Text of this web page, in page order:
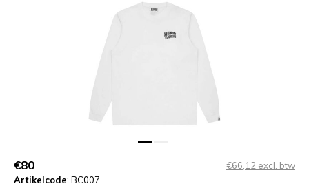
€80
€66,12 excl. btw
Artikelcode: BC007